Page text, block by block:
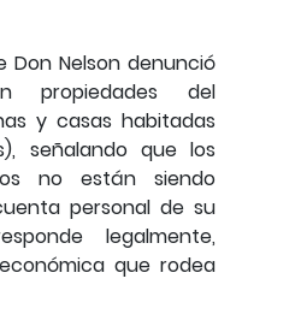
Don Nelson denunció
propiedades del
y casas habitadas
señalando que los
no están siendo
personal de su
legalmente,
que rodea